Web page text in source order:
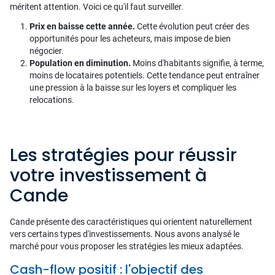
méritent attention. Voici ce qu'il faut surveiller.
Prix en baisse cette année. Cette évolution peut créer des
opportunités pour les acheteurs, mais impose de bien
négocier.
Population en diminution. Moins d'habitants signifie, à terme,
moins de locataires potentiels. Cette tendance peut entraîner
une pression à la baisse sur les loyers et compliquer les
relocations.
Les stratégies pour réussir
votre investissement à
Cande
Cande présente des caractéristiques qui orientent naturellement
vers certains types d'investissements. Nous avons analysé le
marché pour vous proposer les stratégies les mieux adaptées.
Cash-flow positif : l'objectif des